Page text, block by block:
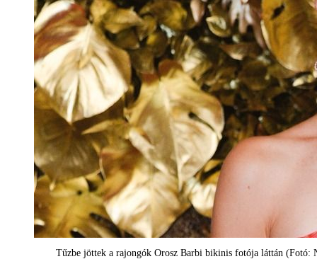
Tűzbe jöttek a rajongók Orosz Barbi bikinis fotója láttán (Fotó: